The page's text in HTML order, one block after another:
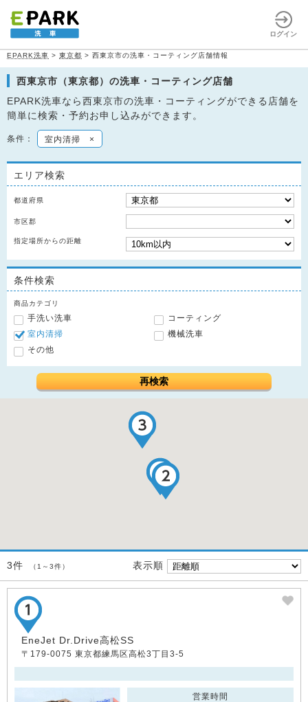
ログイン
EPARK洗車 > 東京都 > 西東京市の洗車・コーティング店舗情報
西東京市（東京都）の洗車・コーティング店舗
EPARK洗車なら西東京市の洗車・コーティングができる店舗を
簡単に検索・予約お申し込みができます。
条件： 室内清掃 ×
エリア検索
都道府県
市区郡
指定場所からの距離
条件検索
商品カテゴリ
手洗い洗車
コーティング
室内清掃
機械洗車
その他
再検索
3件 （1～3件） 表示順
EneJet Dr.Drive高松SS
〒179-0075 東京都練馬区高松3丁目3-5
営業時間